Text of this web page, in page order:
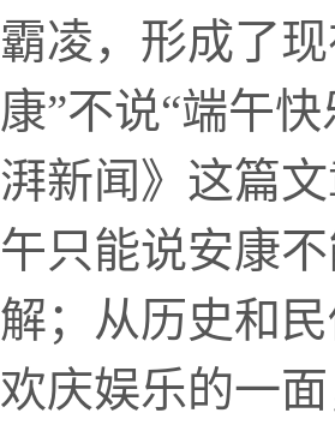
霸凌，形成了
康”不说“端午
湃新闻》这篇
午只能说安康
解；从历史和
欢庆娱乐的一